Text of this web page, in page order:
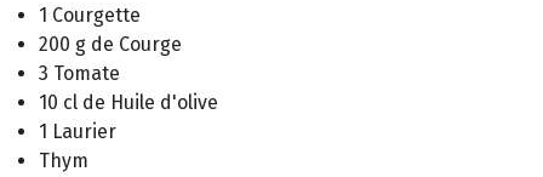
1 Courgette
200 g de Courge
3 Tomate
10 cl de Huile d'olive
1 Laurier
Thym